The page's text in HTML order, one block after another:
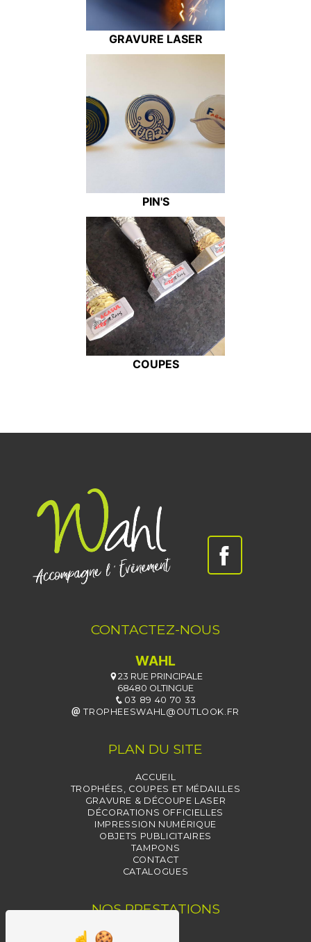
GRAVURE LASER
PIN'S
COUPES
CONTACTEZ-NOUS
WAHL
23 RUE PRINCIPALE
68480 OLTINGUE
03 89 40 70 33
TROPHEESWAHL@OUTLOOK.FR
PLAN DU SITE
ACCUEIL
TROPHÉES, COUPES ET MÉDAILLES
GRAVURE & DÉCOUPE LASER
DÉCORATIONS OFFICIELLES
IMPRESSION NUMÉRIQUE
OBJETS PUBLICITAIRES
TAMPONS
CONTACT
CATALOGUES
NOS PRESTATIONS